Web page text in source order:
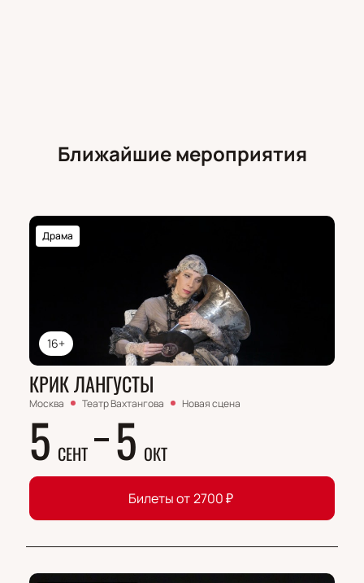
Ближайшие мероприятия
16+
Драма
КРИК ЛАНГУСТЫ
Москва Театр Вахтангова Новая сцена
5 СЕНТ 5 ОКТ
Билеты от 2700₽